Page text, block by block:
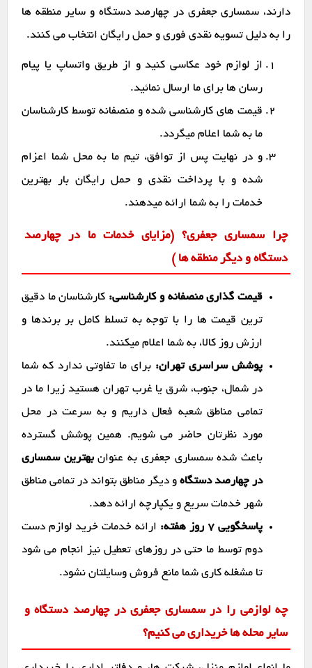
دارند، سمساری جعفری در چهارصد دستگاه و سایر منطقه ها
را به دلیل تسویه نقدی فوری و حمل رایگان انتخاب می کنند.
از لوازم خود عکاسی کنید و از طریق واتساپ یا پیام
رسان ها برای ما ارسال نمائید.
قیمت های کارشناسی شده و منصفانه توسط کارشناسان
ما به شما اعلام میگردد.
و در نهایت پس از توافق، تیم ما به محل شما اعزام
شده و با پرداخت نقدی و حمل رایگان بار بهترین
خدمات را به شما ارائه میدهند.
چرا سمساری جعفری؟ (مزایای خدمات ما در چهارصد
دستگاه و دیگر منطقه ها )
قیمت گذاری منصفانه و کارشناسی: کارشناسان ما دقیق
ترین قیمت ها را با توجه به تسلط کامل بر برندها و
ارزش روز کالا، به شما اعلام میکنند.
پوشش سراسری تهران: برای ما تفاوتی ندارد که شما
در شمال، جنوب، شرق یا غرب تهران هستید زیرا ما در
تمامی مناطق شعبه فعال داریم و به سرعت در محل
مورد نظرتان حاضر می شویم. همین پوشش گسترده
باعث شده سمساری جعفری به عنوانبهترین سمساری
در چهارصد دستگاه و دیگر مناطق بتواند در تمامی مناطق
شهر خدمات سریع و یکپارچه ارائه دهد.
پاسخگویی ۷ روز هفته:
ارائه خدمات خرید لوازم دست
دوم توسط ما حتی در روزهای تعطیل نیز انجام می شود
تا مشغله کاری شما مانع فروش وسایلتان نشود.
چه لوازمی را در سمساری جعفری در چهارصد دستگاه و
سایر محله ها خریداری می کنیم؟